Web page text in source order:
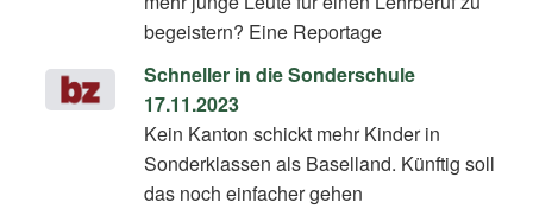
begeistern? Eine Reportage
Schneller in die Sonderschule
17.11.2023
Kein Kanton schickt mehr Kinder in
Sonderklassen als Baselland. Künftig soll
das noch einfacher gehen